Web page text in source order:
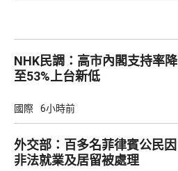
NHK民調：高市內閣支持率降
至53%上台新低
國際 6小時前
外交部：百多名菲律賓公民因
非法就業及居留被處理